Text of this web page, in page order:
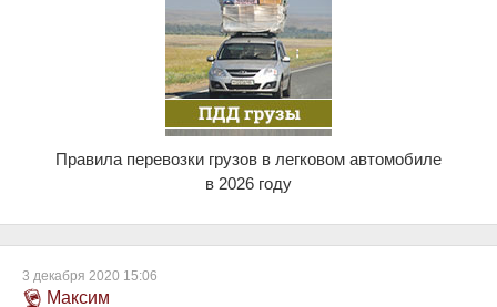
Правила перевозки грузов в легковом автомобиле
в 2026 году
3 декабря 2020 15:06
Максим